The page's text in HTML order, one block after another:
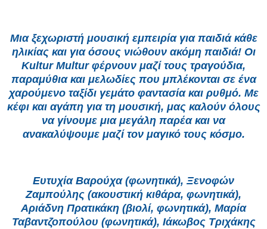
Μια ξεχωριστή μουσική εμπειρία για παιδιά κάθε
ηλικίας και για όσους νιώθουν ακόμη παιδιά! Οι
Kultur Multur φέρνουν μαζί τους τραγούδια,
παραμύθια και μελωδίες που μπλέκονται σε ένα
χαρούμενο ταξίδι γεμάτο φαντασία και ρυθμό. Με
κέφι και αγάπη για τη μουσική, μας καλούν όλους
να γίνουμε μια μεγάλη παρέα και να
ανακαλύψουμε μαζί τον μαγικό τους κόσμο.
Ευτυχία Βαρούχα (φωνητικά), Ξενοφών
Ζαμπούλης (ακουστική κιθάρα, φωνητικά),
Αριάδνη Πρατικάκη (βιολί, φωνητικά), Μαρία
Ταβαντζοπούλου (φωνητικά), Ιάκωβος Τριχάκης